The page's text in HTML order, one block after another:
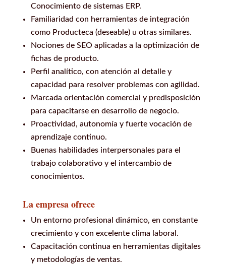
Conocimiento de sistemas ERP.
Familiaridad con herramientas de integración
como Producteca (deseable) u otras similares.
Nociones de SEO aplicadas a la optimización de
fichas de producto.
Perfil analítico, con atención al detalle y
capacidad para resolver problemas con agilidad.
Marcada orientación comercial y predisposición
para capacitarse en desarrollo de negocio.
Proactividad, autonomía y fuerte vocación de
aprendizaje continuo.
Buenas habilidades interpersonales para el
trabajo colaborativo y el intercambio de
conocimientos.
La empresa ofrece
Un entorno profesional dinámico, en constante
crecimiento y con excelente clima laboral.
Capacitación continua en herramientas digitales
y metodologías de ventas.